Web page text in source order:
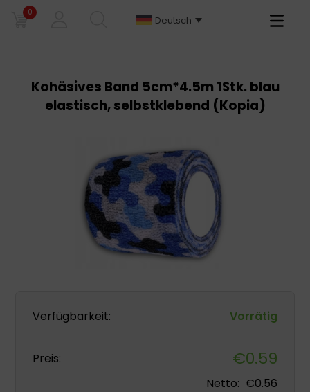
0
Deutsch
Primary
Kohäsives Band 5cm*4.5m 1Stk. blau
elastisch, selbstklebend (Kopia)
Verfügbarkeit: Vorrätig
Preis: €0.59
Netto: €0.56